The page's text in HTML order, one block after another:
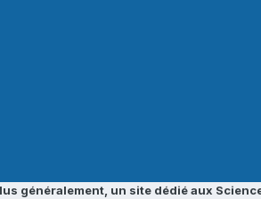
généralement, un site dédié aux